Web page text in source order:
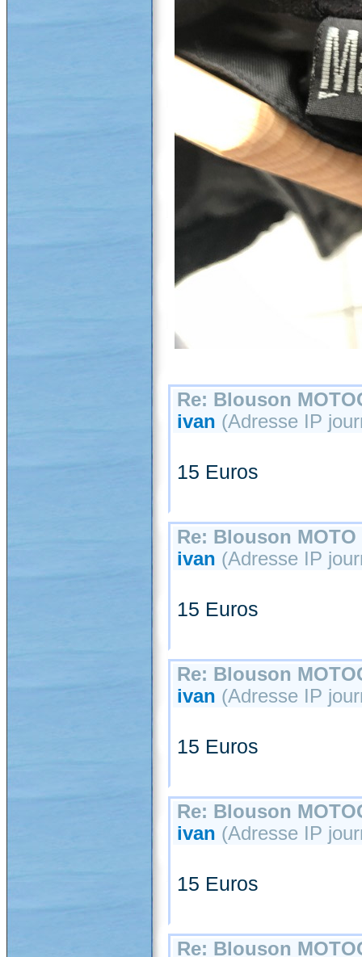
Re: Blouson
ivan (Adresse IP
15 Euros
Re: Blouson MOTO
ivan (Adresse IP
15 Euros
Re: Blouson
ivan (Adresse IP
15 Euros
Re: Blouson
ivan (Adresse IP
15 Euros
Re: Blouson